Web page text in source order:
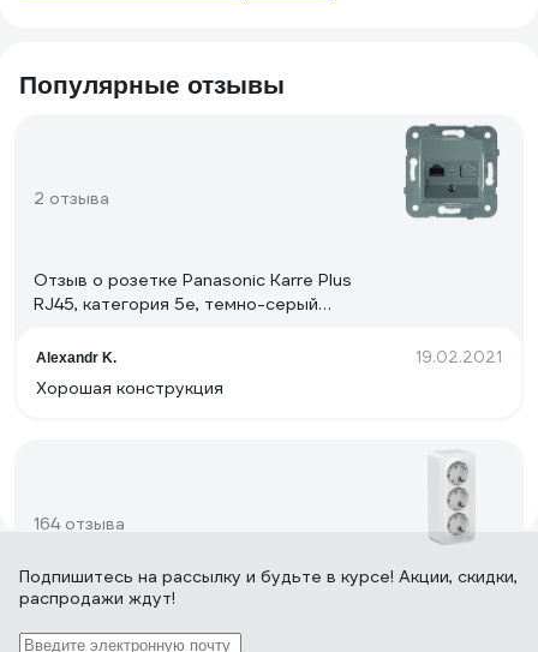
Популярные отзывы
2 отзыва
Отзыв о розетке Panasonic Karre Plus
RJ45, категория 5e, темно-серый
Alexandr K. 19.02.2021
Хорошая конструкция
164 отзыва
Отзыв о розетке Systeme Electric BLANCA
ОП 16А 250В BLNRA010311 1210469
Подпишитесь на рассылку и будьте в курсе! Акции, скидки,
распродажи ждут!